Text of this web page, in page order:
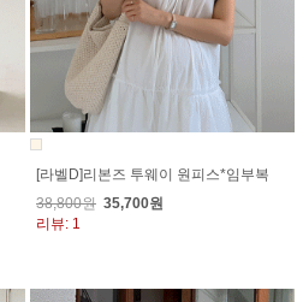
[라벨D]리본즈 투웨이 원피스*임부복
38,800원 35,700원
리뷰: 1